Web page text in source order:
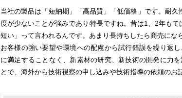
当社の製品は「短納期」「高品質」「低価格」です。耐
度が少ないことが強みであり特長ですね。昔は1、2年も
短い」って言われるんです。あまり長持ちしたら商売にな
お客様の強い要望や環境への配慮から試行錯誤を繰り返
に満足することなく、新素材の研究、新技術の開発に力
とで、海外から技術視察の申し込みや技術指導の依頼のお